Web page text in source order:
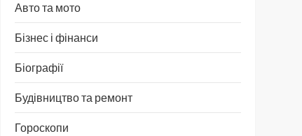
Авто та мото
Бізнес і фінанси
Біографії
Будівництво та ремонт
Гороскопи